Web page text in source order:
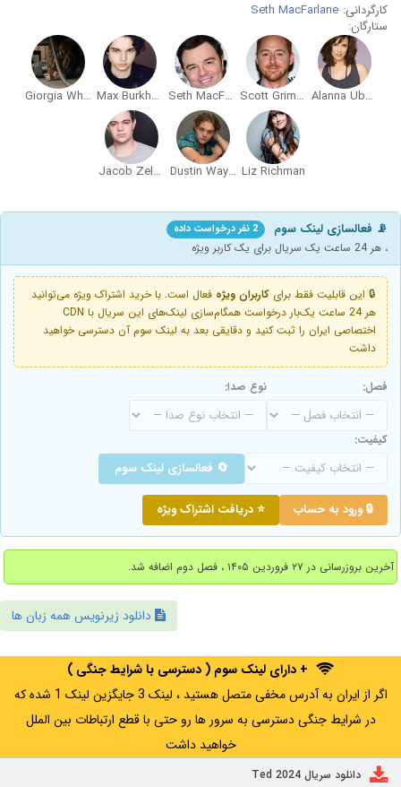
کارگردانی: Seth MacFarlane
ستارگان:
Alanna Ubach
Scott Grimes
Seth MacFarlane
Max Burkholder
Giorgia Whigham
Liz Richman
Dustin Wayne
Jacob Zelonky
📡 فعالسازی لینک سوم 2 نفر درخواست داده
، هر 24 ساعت یک سریال برای یک کاربر ویژه
🔒 این قابلیت فقط برای کاربران ویژه فعال است. با خرید اشتراک ویژه می‌توانید
هر 24 ساعت یک‌بار درخواست همگام‌سازی لینک‌های این سریال با CDN
اختصاصی ایران را ثبت کنید و دقایقی بعد به لینک سوم آن دسترسی خواهید
داشت
فصل: نوع صدا:
کیفیت:
🔄 فعالسازی لینک سوم
🔒 ورود به حساب ⭐ دریافت اشتراک ویژه
آخرین بروزرسانی در ۲۷ فروردین ۱۴۰۵ ، فصل دوم اضافه شد.
دانلود زیرنویس همه زبان ها
+ دارای لینک سوم ( دسترسی با شرایط جنگی )
اگر از ایران به آدرس مخفی متصل هستید ، لینک 3 جایگزین لینک 1 شده که
در شرایط جنگی دسترسی به سرور ها رو حتی با قطع ارتباطات بین الملل
خواهید داشت
دانلود سریال Ted 2024